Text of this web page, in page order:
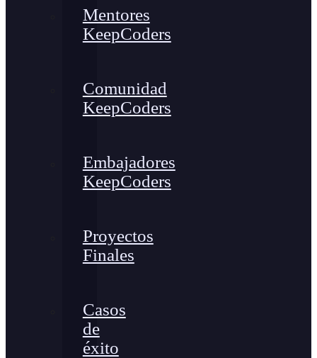
Mentores
KeepCoders
Comunidad
KeepCoders
Embajadores
KeepCoders
Proyectos
Finales
Casos
de
éxito